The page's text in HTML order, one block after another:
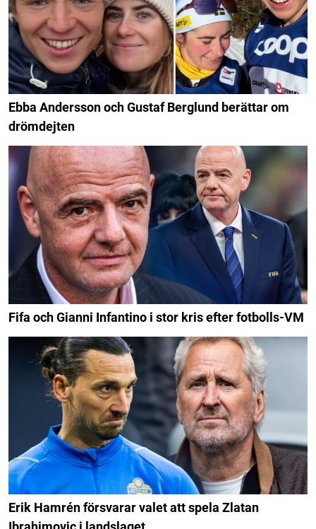
Ebba Andersson och Gustaf Berglund berättar om
drömdejten
Fifa och Gianni Infantino i stor kris efter fotbolls-VM
Erik Hamrén försvarar valet att spela Zlatan